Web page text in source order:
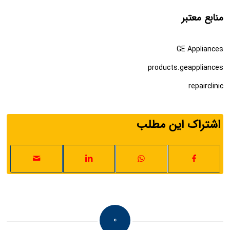
منابع معتبر
GE Appliances
products.geappliances
repairclinic
اشتراک این مطلب
0